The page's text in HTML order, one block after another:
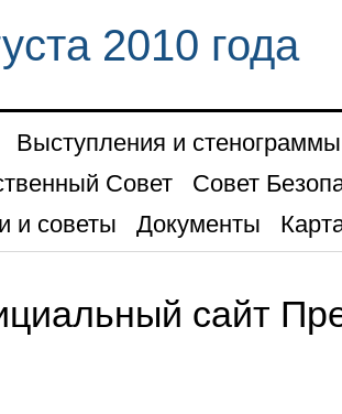
2010 года
Выступления и стенограммы
Совет
Совет
и советы
Документы
сайт